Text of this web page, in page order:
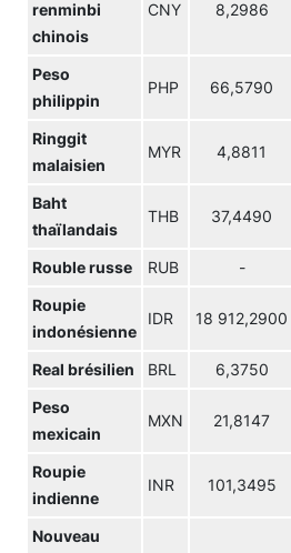
renminbi
chinois
CNY 8,2986
Peso
philippin
PHP 66,5790
Ringgit
malaisien
MYR 4,8811
Baht
thaïlandais
THB 37,4490
Rouble russe RUB -
Roupie
indonésienne
IDR 18 912,2900
Real brésilien BRL 6,3750
Peso
mexicain
MXN 21,8147
Roupie
indienne
INR 101,3495
Nouveau